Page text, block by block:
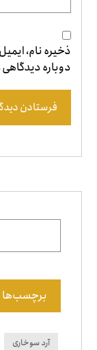
ذخیره نام،
دوباره
فرستادن
برچسب‌ها
آرد سوخاری